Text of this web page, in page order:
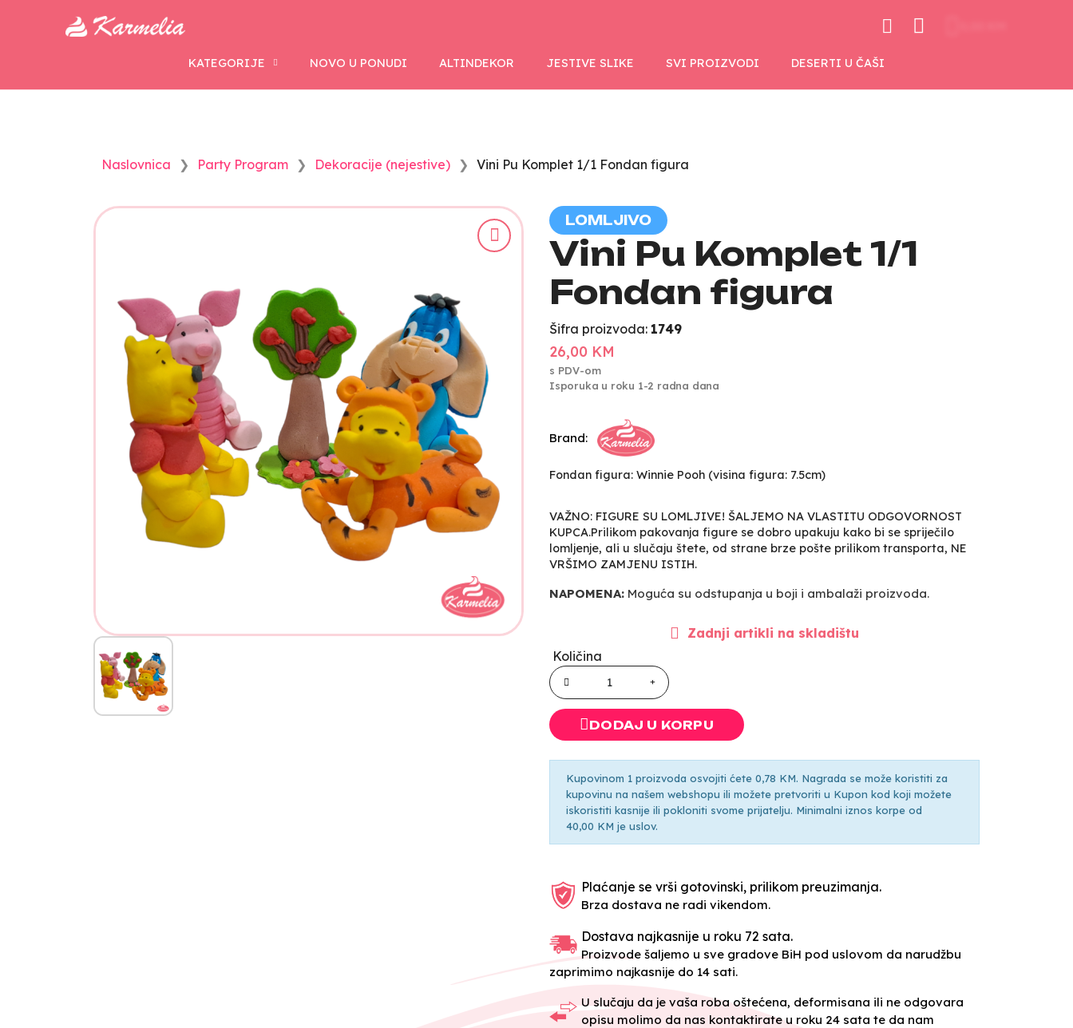
KATEGORIJE NOVO U PONUDI ALTINDEKOR JESTIVE SLIKE SVI PROIZVODI DESERTI U ČAŠI
Naslovnica Party Program Dekoracije (nejestive) Vini Pu Komplet 1/1 Fondan figura
LOMLJIVO
Vini Pu Komplet 1/1
Fondan figura
Šifra proizvoda: 1749
26,00 KM
s PDV-om
Isporuka u roku 1-2 radna dana
Brand:
Fondan figura: Winnie Pooh (visina figura: 7.5cm)
VAŽNO: FIGURE SU LOMLJIVE! ŠALJEMO NA VLASTITU ODGOVORNOST
KUPCA.Prilikom pakovanja figure se dobro upakuju kako bi se spriječilo
lomljenje, ali u slučaju štete, od strane brze pošte prilikom transporta, NE
VRŠIMO ZAMJENU ISTIH.
NAPOMENA: Moguća su odstupanja u boji i ambalaži proizvoda.
Zadnji artikli na skladištu
Količina
DODAJ U KORPU
Kupovinom 1 proizvoda osvojiti ćete 0,78 KM. Nagrada se može koristiti za
kupovinu na našem webshopu ili možete pretvoriti u Kupon kod koji možete
iskoristiti kasnije ili pokloniti svome prijatelju. Minimalni iznos korpe od
40,00 KM je uslov.
Plaćanje se vrši gotovinski, prilikom preuzimanja.
Brza dostava ne radi vikendom.
Dostava najkasnije u roku 72 sata.
Proizvode šaljemo u sve gradove BiH pod uslovom da narudžbu
zaprimimo najkasnije do 14 sati.
U slučaju da je vaša roba oštećena, deformisana ili ne odgovara
opisu molimo da nas kontaktirate u roku 24 sata te da nam